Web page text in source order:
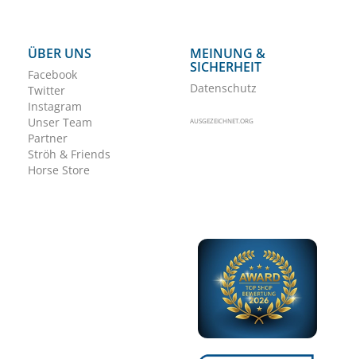
ÜBER UNS
Facebook
Twitter
Instagram
Unser Team
Partner
Ströh & Friends
Horse Store
MEINUNG &
SICHERHEIT
Datenschutz
AUSGEZEICHNET.ORG